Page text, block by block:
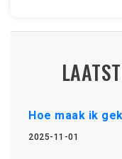
Hoe maak ik
2025-11-01